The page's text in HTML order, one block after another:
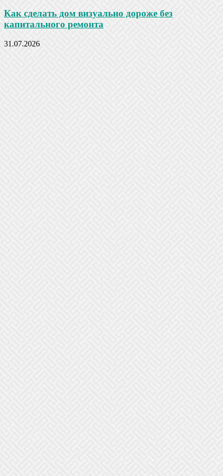
Как сделать дом визуально дороже без
капитального ремонта
31.07.2026